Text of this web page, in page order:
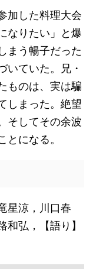
加した料理大会
なりたい」と爆
まう暢子だった
いていた。兄・
ものは、実は騙
しまった。絶望
そしてその余波
になる。
星涼，川口春
弘，【語り】